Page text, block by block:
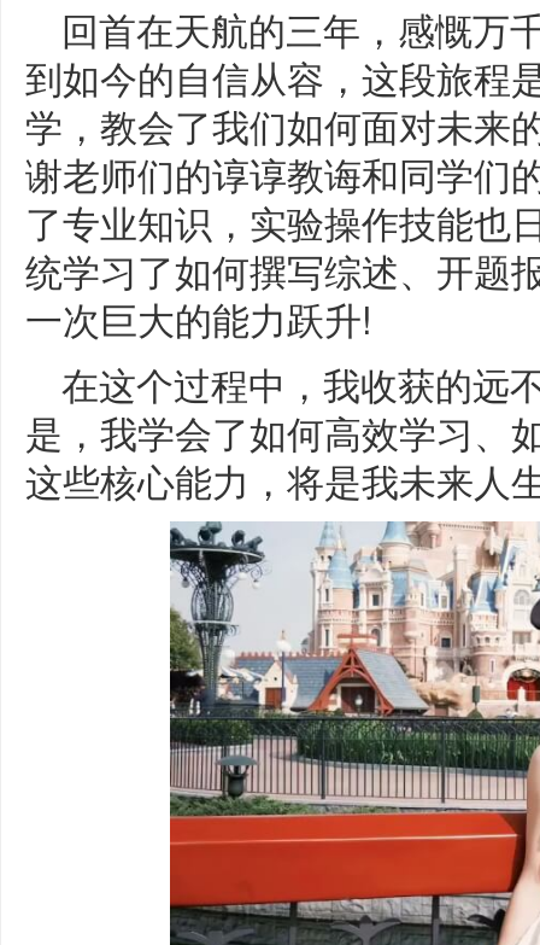
回首在天航的三年，感慨万
到如今的自信从容，这段旅程
学，教会了我们如何面对未来
谢老师们的谆谆教诲和同学们
了专业知识，实验操作技能也
统学习了如何撰写综述、开题
一次巨大的能力跃升!
在这个过程中，我收获的远
是，我学会了如何高效学习、
这些核心能力，将是我未来人